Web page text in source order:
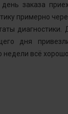
заказа
примерно
диагностики.
дня
недели всё